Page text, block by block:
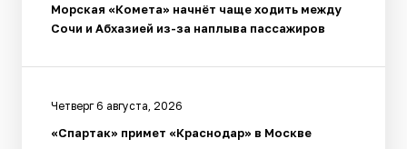
Морская «Комета» начнёт чаще ходить между
Сочи и Абхазией из-за наплыва пассажиров
Четверг 6 августа, 2026
«Спартак» примет «Краснодар» в Москве